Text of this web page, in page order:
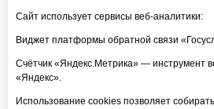
Сайт использует сервисы веб-аналитики:
Виджет платформы обратной связи
Счётчик «Яндекс.Метрика» — инструмент
«Яндекс».
Использование cookies позволяет